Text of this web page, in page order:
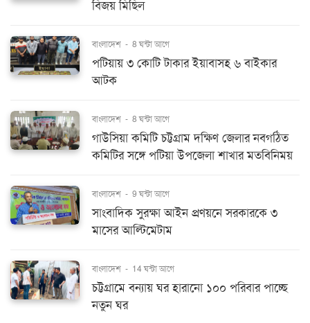
বিজয় মিছিল
বাংলাদেশ - 8 ঘন্টা আগে
পটিয়ায় ৩ কোটি টাকার ইয়াবাসহ ৬ বাইকার
আটক
বাংলাদেশ - 8 ঘন্টা আগে
গাউসিয়া কমিটি চট্টগ্রাম দক্ষিণ জেলার নবগঠিত
কমিটির সঙ্গে পটিয়া উপজেলা শাখার মতবিনিময়
বাংলাদেশ - 9 ঘন্টা আগে
সাংবাদিক সুরক্ষা আইন প্রণয়নে সরকারকে ৩
মাসের আল্টিমেটাম
বাংলাদেশ - 14 ঘন্টা আগে
চট্টগ্রামে বন্যায় ঘর হারানো ১০০ পরিবার পাচ্ছে
নতুন ঘর